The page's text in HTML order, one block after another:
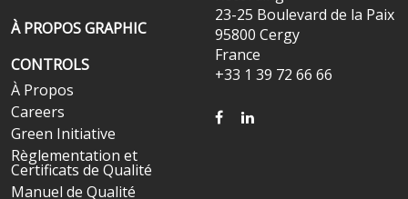
À PROPOS GRAPHIC
CONTROLS
À Propos
Careers
Green Initiative
Règlementation et
Certificats de Qualité
Manuel de Qualité
23-25 Boulevard de la Paix
95800 Cergy
France
+33 1 39 72 66 66
FACEBOOK
LINKEDIN